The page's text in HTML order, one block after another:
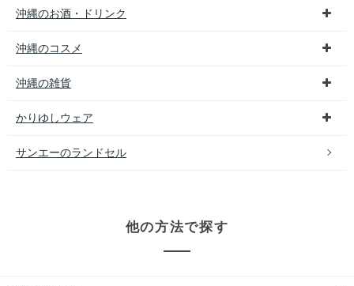
沖縄のお酒・ドリンク
沖縄のコスメ
沖縄の雑貨
かりゆしウェア
サンエーのランドセル
他の方法で探す